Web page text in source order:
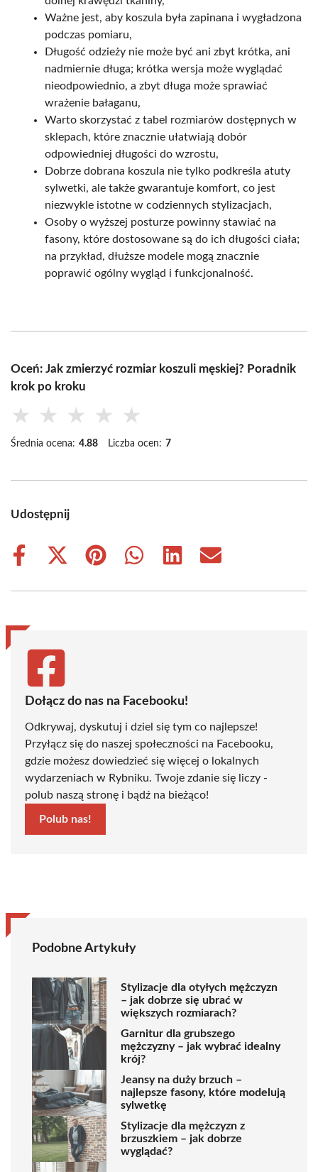
Ważne jest, aby koszula była zapinana i wygładzona
podczas pomiaru,
Długość odzieży nie może być ani zbyt krótka, ani
nadmiernie długa; krótka wersja może wyglądać
nieodpowiednio, a zbyt długa może sprawiać
wrażenie bałaganu,
Warto skorzystać z tabel rozmiarów dostępnych w
sklepach, które znacznie ułatwiają dobór
odpowiedniej długości do wzrostu,
Dobrze dobrana koszula nie tylko podkreśla atuty
sylwetki, ale także gwarantuje komfort, co jest
niezwykle istotne w codziennych stylizacjach,
Osoby o wyższej posturze powinny stawiać na
fasony, które dostosowane są do ich długości ciała;
na przykład, dłuższe modele mogą znacznie
poprawić ogólny wygląd i funkcjonalność.
Oceń: Jak zmierzyć rozmiar koszuli męskiej? Poradnik
krok po kroku
★ ★ ★ ★ ★
Średnia ocena: 4.88 Liczba ocen: 7
Udostępnij
Share
Share
(Twitter)
Share
Share
Share
Share
Dołącz do nas na Facebooku!
Odkrywaj, dyskutuj i dziel się tym co najlepsze!
Przyłącz się do naszej społeczności na Facebooku,
gdzie możesz dowiedzieć się więcej o lokalnych
wydarzeniach w Rybniku. Twoje zdanie się liczy -
polub naszą stronę i bądź na bieżąco!
Polub nas!
Podobne Artykuły
Stylizacje dla otyłych mężczyzn
– jak dobrze się ubrać w
większych rozmiarach?
Garnitur dla grubszego
mężczyzny – jak wybrać idealny
krój?
Jeansy na duży brzuch –
najlepsze fasony, które modelują
sylwetkę
Stylizacje dla mężczyzn z
brzuszkiem – jak dobrze
wyglądać?